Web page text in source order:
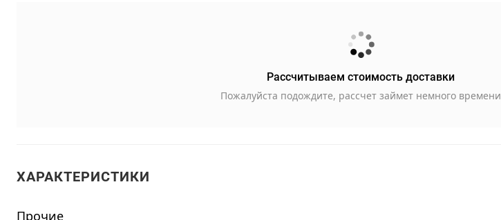
Рассчитываем стоимость доставки
Пожалуйста подождите, рассчет займет немного времени
ХАРАКТЕРИСТИКИ
Прочие